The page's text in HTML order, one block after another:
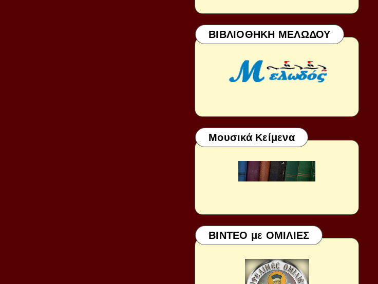
ΒΙΒΛΙΟΘΗΚΗ ΜΕΛΩΔΟΥ
Μουσικά Κείμενα
ΒΙΝΤΕΟ με ΟΜΙΛΙΕΣ